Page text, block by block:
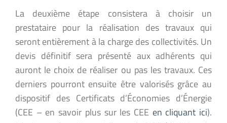
La deuxième étape consistera à choisir un
prestataire pour la réalisation des travaux qui
seront entièrement à la charge des collectivités. Un
devis définitif sera présenté aux adhérents qui
auront le choix de réaliser ou pas les travaux. Ces
derniers pourront ensuite être valorisés grâce au
dispositif des Certificats d’Économies d’Énergie
(CEE – en savoir plus sur les CEE en cliquant ici).